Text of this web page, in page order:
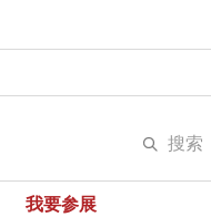
搜索
我要参展